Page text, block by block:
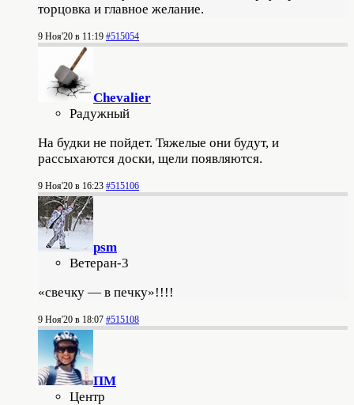
торцовка и главное желание.
9 Ноя'20 в 11:19 #515054
Chevalier
Радужный
На будки не пойдет. Тяжелые они будут, и
рассыхаются доски, щели появляются.
9 Ноя'20 в 16:23 #515106
psm
Ветеран-3
«свечку — в печку»!!!!
9 Ноя'20 в 18:07 #515108
ПМ
Центр